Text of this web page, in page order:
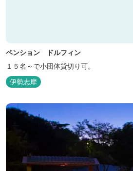
ペンション ドルフィン
１５名～で小団体貸切り可。
伊勢志摩